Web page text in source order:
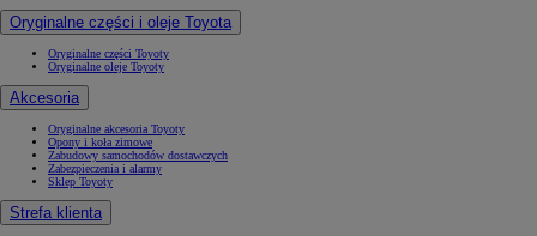
Oryginalne części i oleje Toyota
Oryginalne części Toyoty
Oryginalne oleje Toyoty
Akcesoria
Oryginalne akcesoria Toyoty
Opony i koła zimowe
Zabudowy samochodów dostawczych
Zabezpieczenia i alarmy
Sklep Toyoty
Strefa klienta